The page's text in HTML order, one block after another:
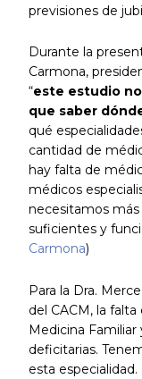
previsiones de
Durante la
Carmona,
“este estudio
que saber
qué
cantidad de
hay falta de
médicos
necesitamos
suficientes y
Carmona)
Para la Dra.
del CACM, la
Medicina Familiar
deficitarias.
esta especialidad.